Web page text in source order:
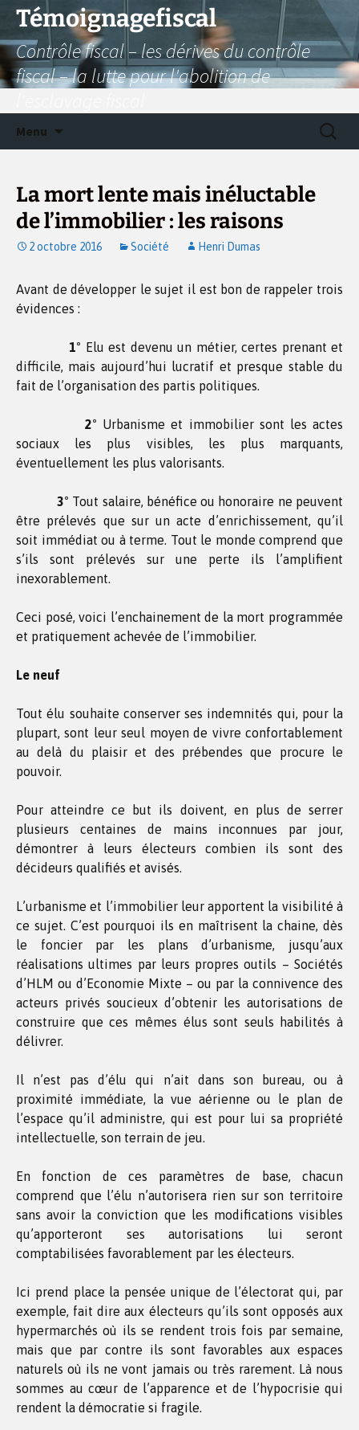
Aller
contenu
Témoignagefiscal
Contrôle fiscal – les dérives du contrôle
fiscal – la lutte pour l'abolition de
Menu
La mort lente mais inéluctable
de l’immobilier : les raisons
2 octobre 2016 Société Henri Dumas
Avant de développer le sujet il est bon de rappeler trois
évidences :
1° Elu est devenu un métier, certes prenant et
difficile, mais aujourd’hui lucratif et presque stable du
fait de l’organisation des partis politiques.
2° Urbanisme et immobilier sont les actes
sociaux les plus visibles, les plus marquants,
éventuellement les plus valorisants.
3° Tout salaire, bénéfice ou honoraire ne peuvent
être prélevés que sur un acte d’enrichissement, qu’il
soit immédiat ou à terme. Tout le monde comprend que
s’ils sont prélevés sur une perte ils l’amplifient
inexorablement.
Ceci posé, voici l’enchainement de la mort programmée
et pratiquement achevée de l’immobilier.
Le neuf
Tout élu souhaite conserver ses indemnités qui, pour la
plupart, sont leur seul moyen de vivre confortablement
au delà du plaisir et des prébendes que procure le
pouvoir.
Pour atteindre ce but ils doivent, en plus de serrer
plusieurs centaines de mains inconnues par jour,
démontrer à leurs électeurs combien ils sont des
décideurs qualifiés et avisés.
L’urbanisme et l’immobilier leur apportent la visibilité à
ce sujet. C’est pourquoi ils en maîtrisent la chaine, dès
le foncier par les plans d’urbanisme, jusqu’aux
réalisations ultimes par leurs propres outils – Sociétés
d’HLM ou d’Economie Mixte – ou par la connivence des
acteurs privés soucieux d’obtenir les autorisations de
construire que ces mêmes élus sont seuls habilités à
délivrer.
Il n’est pas d’élu qui n’ait dans son bureau, ou à
proximité immédiate, la vue aérienne ou le plan de
l’espace qu’il administre, qui est pour lui sa propriété
intellectuelle, son terrain de jeu.
En fonction de ces paramètres de base, chacun
comprend que l’élu n’autorisera rien sur son territoire
sans avoir la conviction que les modifications visibles
qu’apporteront ses autorisations lui seront
comptabilisées favorablement par les électeurs.
Ici prend place la pensée unique de l’électorat qui, par
exemple, fait dire aux électeurs qu’ils sont opposés aux
hypermarchés où ils se rendent trois fois par semaine,
mais que par contre ils sont favorables aux espaces
naturels où ils ne vont jamais ou très rarement. Là nous
sommes au cœur de l’apparence et de l’hypocrisie qui
rendent la démocratie si fragile.